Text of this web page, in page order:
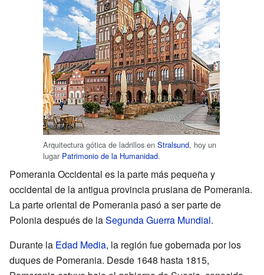
Arquitectura gótica de ladrillos en Stralsund, hoy un
lugar Patrimonio de la Humanidad.
Pomerania Occidental es la parte más pequeña y
occidental de la antigua provincia prusiana de Pomerania.
La parte oriental de Pomerania pasó a ser parte de
Polonia después de laSegunda Guerra Mundial.
Durante la Edad Media, la región fue gobernada por los
duques de Pomerania. Desde 1648 hasta 1815,